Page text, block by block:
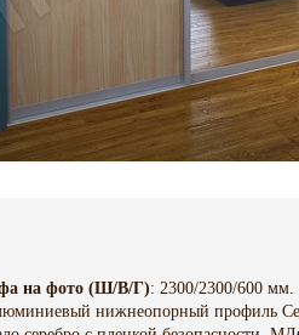
на фото (Ш/В/Г): 2300/2300/600 мм.
нижнеопорный профиль